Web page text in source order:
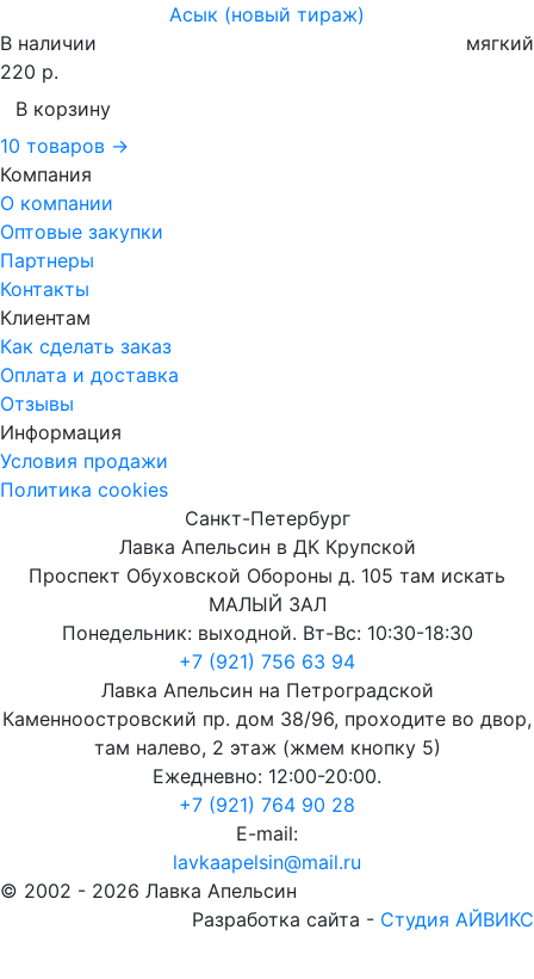
Асык (новый тираж)
В наличии
мягкий
220 р.
В корзину
10 товаров →
Компания
О компании
Оптовые закупки
Партнеры
Контакты
Клиентам
Как сделать заказ
Оплата и доставка
Отзывы
Информация
Условия продажи
Политика cookies
Санкт-Петербург
Лавка Апельсин в ДК Крупской
Проспект Обуховской Обороны д. 105 там искать
МАЛЫЙ ЗАЛ
Понедельник: выходной. Вт-Вс: 10:30-18:30
+7 (921) 756 63 94
Лавка Апельсин на Петроградской
Каменноостровский пр. дом 38/96, проходите во двор,
там налево, 2 этаж (жмем кнопку 5)
Ежедневно: 12:00-20:00.
+7 (921) 764 90 28
E-mail:
lavkaapelsin@mail.ru
© 2002 - 2026 Лавка Апельсин
Разработка сайта - Студия АЙВИКС